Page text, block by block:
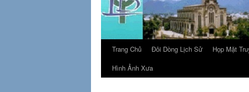
Trang Chủ Đôi Dòng Lịch Sử Họp Mặt
Hình Ảnh Xưa